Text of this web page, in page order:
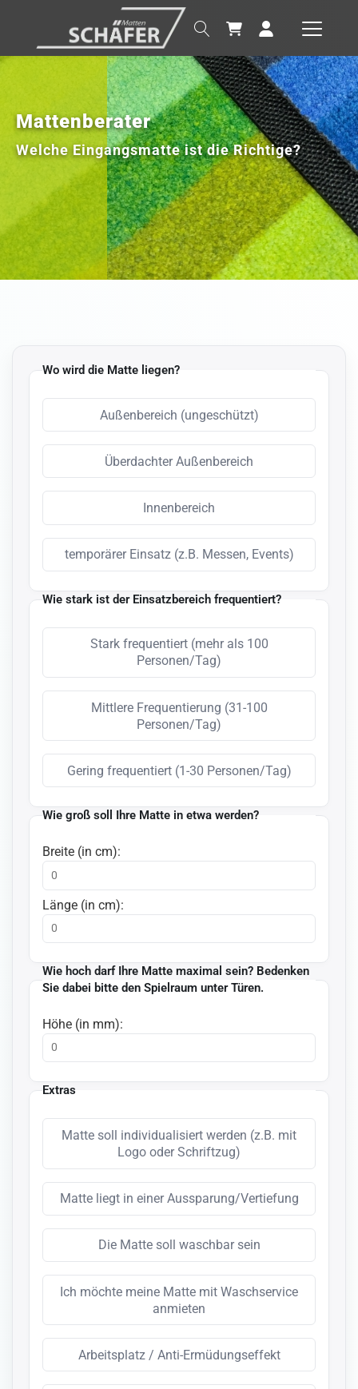
Mattenberater
Welche Eingangsmatte ist die Richtige?
Wo wird die Matte liegen?
Außenbereich (ungeschützt)
Überdachter Außenbereich
Innenbereich
temporärer Einsatz (z.B. Messen, Events)
Wie stark ist der Einsatzbereich frequentiert?
Stark frequentiert (mehr als 100
Personen/Tag)
Mittlere Frequentierung (31-100
Personen/Tag)
Gering frequentiert (1-30 Personen/Tag)
Wie groß soll Ihre Matte in etwa werden?
Breite (in cm):
Länge (in cm):
Wie hoch darf Ihre Matte maximal sein? Bedenken
Sie dabei bitte den Spielraum unter Türen.
Höhe (in mm):
Extras
Matte soll individualisiert werden (z.B. mit
Logo oder Schriftzug)
Matte liegt in einer Aussparung/Vertiefung
Die Matte soll waschbar sein
Ich möchte meine Matte mit Waschservice
anmieten
Arbeitsplatz / Anti-Ermüdungseffekt